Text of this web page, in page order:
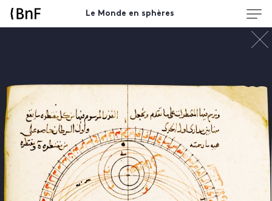
Le Monde en sphères